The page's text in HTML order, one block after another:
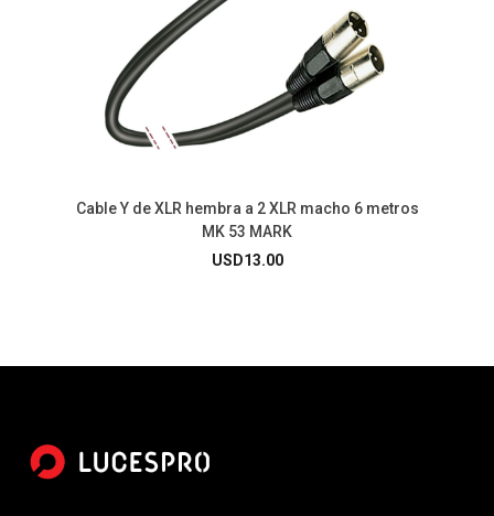
Cable Y de XLR hembra a 2 XLR macho 6 metros
MK 53 MARK
USD13.00